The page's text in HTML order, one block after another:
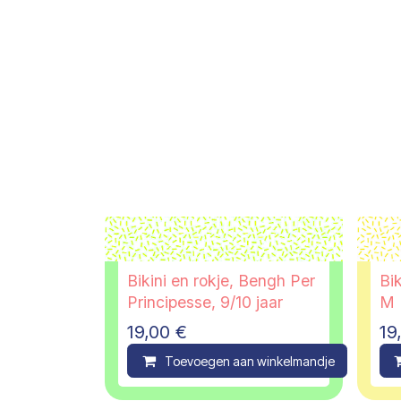
Bikini en rokje, Bengh Per
Principesse, 9/10 jaar
19,00 €
Toevoegen aan winkelmandje
M